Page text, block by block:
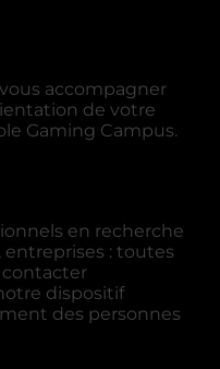
accompagner
de votre
Gaming Campus.
en recherche
: toutes
contacter
dispositif
des personnes